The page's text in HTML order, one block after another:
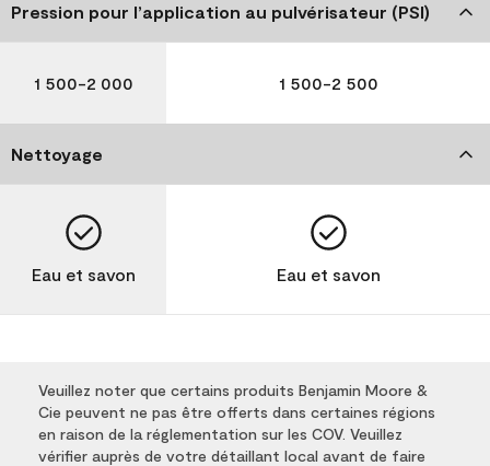
Pression pour l’application au pulvérisateur (PSI)
1 500-2 000 1 500-2 500
Nettoyage
Eau et savon Eau et savon
Veuillez noter que certains produits Benjamin Moore &
Cie peuvent ne pas être offerts dans certaines régions
en raison de la réglementation sur les COV. Veuillez
vérifier auprès de votre détaillant local avant de faire